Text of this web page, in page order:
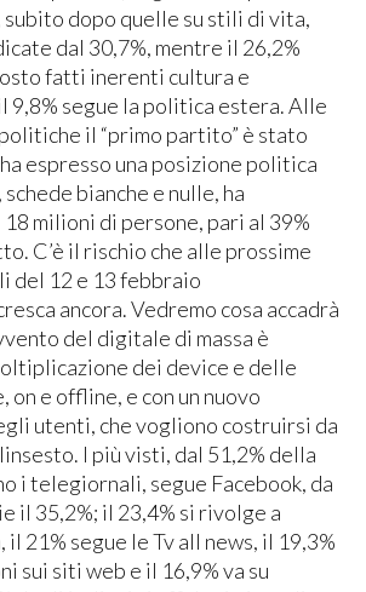
subito dopo quelle su stili di vita,
dal 30,7%, mentre il 26,2%
fatti inerenti cultura e
9,8% segue la politica estera. Alle
il “primo partito” è stato
espresso una posizione politica
bianche e nulle, ha
milioni di persone, pari al 39%
C’è il rischio che alle prossime
del 12 e 13 febbraio
ancora. Vedremo cosa accadrà
del digitale di massa è
dei device e delle
e offline, e con un nuovo
utenti, che vogliono costruirsi da
I più visti, dal 51,2% della
i telegiornali, segue Facebook, da
il 35,2%; il 23,4% si rivolge a
21% segue le Tv all news, il 19,3%
sui siti web e il 16,9% va su